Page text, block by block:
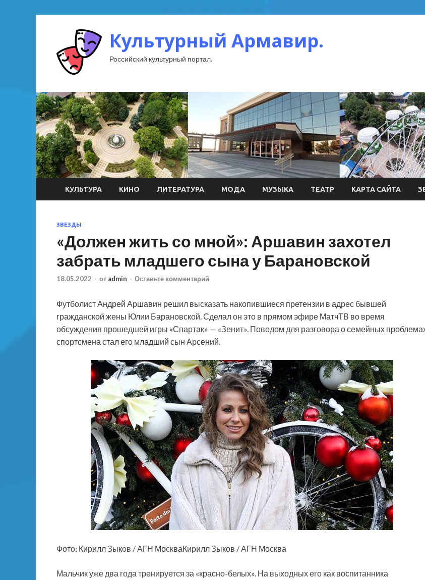
Культурный Армавир.
Российский культурный портал.
КУЛЬТУРА КИНО ЛИТЕРАТУРА МОДА МУЗЫКА ТЕАТР КАРТА САЙТА
ЗВЕЗДЫ
«Должен жить со мной»: Аршавин захотел
забрать младшего сына у Барановской
18.05.2022 - от admin - Оставьте комментарий
Футболист Андрей Аршавин решил высказать накопившиеся претензии в адрес бывшей
гражданской жены Юлии Барановской. Сделал он это в прямом эфире МатчТВ во время
обсуждения прошедшей игры «Спартак» — «Зенит». Поводом для разговора о семейных
спортсмена стал его младший сын Арсений.
Фото: Кирилл Зыков / АГН МоскваКирилл Зыков / АГН Москва
Мальчик уже два года тренируется за «красно-белых». На выходных его как воспитанника